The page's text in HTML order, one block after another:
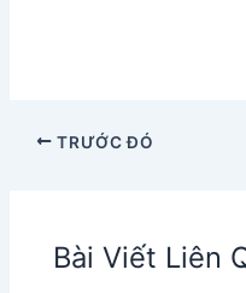
TRƯỚC ĐÓ
Bài Viết Liên